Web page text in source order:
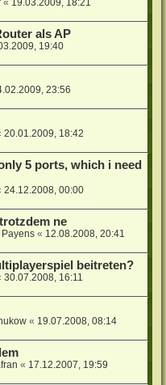
als AP
19:40
23:56
20.01.2009, 18:42
5 ports, which i need
24.12.2008, 00:00
ne
« 12.08.2008, 20:41
beitreten?
30.07.2008, 16:11
« 19.07.2008, 08:14
« 17.12.2007, 19:59